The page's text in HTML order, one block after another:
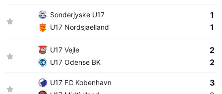
Sonderjyske U17
U17 Nordsjaelland
1
1
U17 Vejle
U17 Odense BK
2
2
U17 FC Kobenhavn
3